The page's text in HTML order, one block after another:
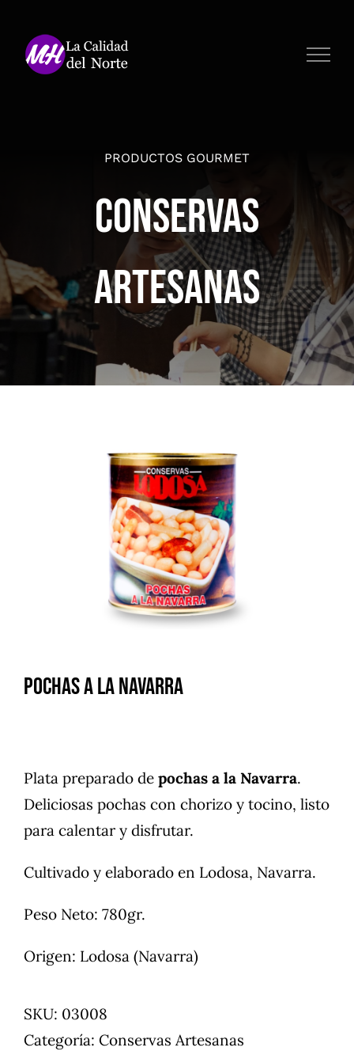
contenido
PRODUCTOS GOURMET
Conservas
Artesanas
Pochas a la Navarra
Plata preparado de pochas a la Navarra.
Deliciosas pochas con chorizo y tocino, listo
para calentar y disfrutar.
Cultivado y elaborado en Lodosa, Navarra.
Peso Neto: 780gr.
Origen: Lodosa (Navarra)
SKU: 03008
Categoría: Conservas Artesanas